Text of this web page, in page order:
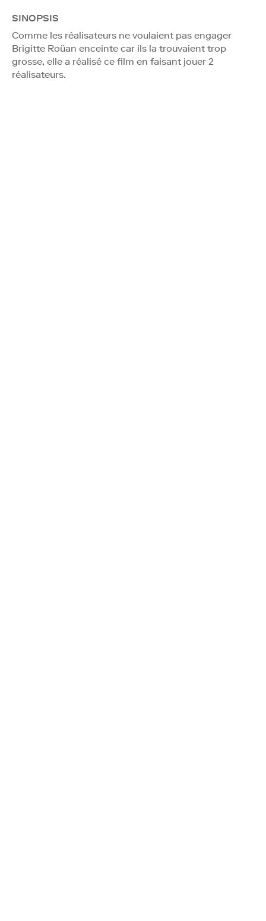
SINOPSIS
Comme les réalisateurs ne voulaient pas engager
Brigitte Roüan enceinte car ils la trouvaient trop
grosse, elle a réalisé ce film en faisant jouer 2
réalisateurs.